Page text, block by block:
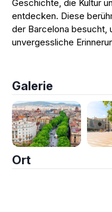
Geschichte, die Kultur
entdecken. Diese
der Barcelona besucht,
unvergessliche
Galerie
Ort